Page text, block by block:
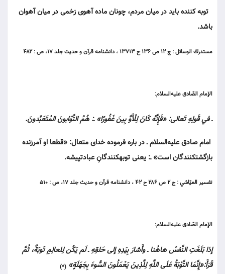
توبه كننده بايد در ميان مردم، چونان ماده آهوى زخمى در ميان آهوان
باشد.
مستدرك الوسائل : ج ۱۲ ص ۱۳۶ ح ۱۳۷۱۳ ، دانشنامه قرآن و حديث جلد ۱۷، ص : ۴۸۲
الإمام الصّادق عليه‌السلام:
ـ في قَولِهِ تَعالى: «فَإِنَّهُ كَانَ لِلْأَوَّ بِينَ غَفُورًا» ـ: هُمُ التَّوّابونَ المُتَعَبِّدونَ.
امام صادق عليه‌السلام ـ در باره فرموده خداى متعال: «قطعا او آمرزنده
بازگشت‏كنندگان است» ـ: يعنى توبه‏كنندگانِ عبادت‏پيشه.
تفسير العيّاشي : ج ۲ ص ۲۸۶ ح ۴۲ ، دانشنامه قرآن و حديث جلد ۱۷، ص : ۵۱۰
الإمام الصّادق عليه‌السلام:
إذا بَلَغَتِ النَّفسُ هاهُنا ـ وأَشارَ بِيَدِهِ إلى حَلقِهِ ـ لَم يَكُن لِلعالِمِ تَوبَةٌ، ثُمَّ
قَرَأَ:«إِنَّمَا التَّوْبَةُ عَلَى اللَّهِ لِلَّذِينَ يَعْمَلُونَ السُّوءَ بِجَهَلَةٍ» (*)